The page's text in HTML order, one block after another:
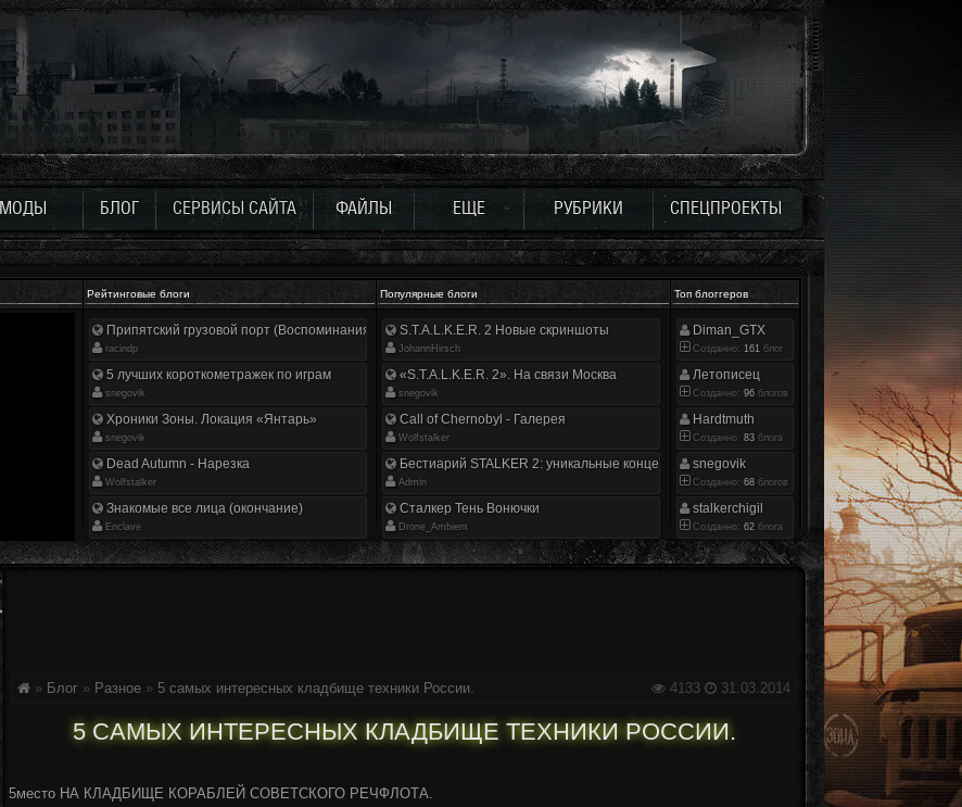
МОДЫ БЛОГ СЕРВИСЫ САЙТА ФАЙЛЫ ЕЩЕ РУБРИКИ СПЕЦПРОЕКТЫ
Рейтинговые блоги Популярные блоги Топ блоггеров
Припятский грузовой порт (Воспоминания ликвидатора)
racindp
5 лучших короткометражек по играм
snegovik
Хроники Зоны. Локация «Янтарь»
snegovik
Dead Autumn - Нарезка
Wolfstalker
Знакомые все лица (окончание)
Enclave
S.T.A.L.K.E.R. 2 Новые скриншоты
JohannHirsch
«S.T.A.L.K.E.R. 2». На связи Москва
snegovik
Call of Chernobyl - Галерея
Wolfstalker
Бестиарий STALKER 2: уникальные концепт-арты
Аdmin
Сталкер Тень Вонючки
Drone_Ambient
Diman_GTX
Созданно: 161 блог
Летописец
Созданно: 96 блогов
Hardtmuth
Созданно: 83 блога
snegovik
Созданно: 68 блогов
stalkerchigil
Созданно: 62 блога
4133 31.03.2014
» Блог » Разное » 5 самых интересных кладбище техники России.
5 САМЫХ ИНТЕРЕСНЫХ КЛАДБИЩЕ ТЕХНИКИ РОССИИ.
5место НА КЛАДБИЩЕ КОРАБЛЕЙ СОВЕТСКОГО РЕЧФЛОТА.